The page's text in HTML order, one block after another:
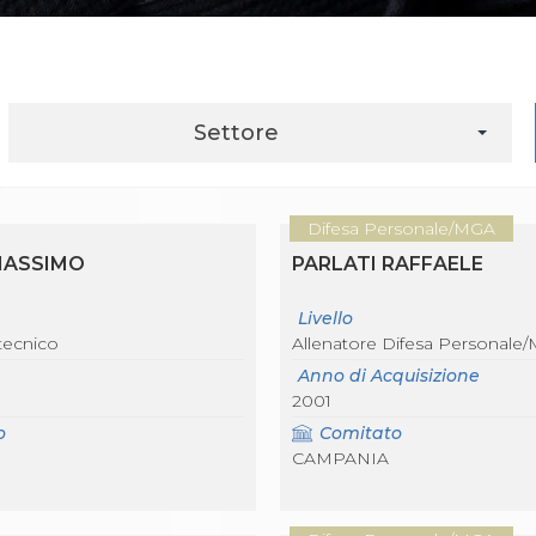
Settore
Difesa Personale/MGA
PARLATI RAFFAELE
Livello
Allenatore Difesa Personale/
Anno di Acquisizione
2001
Comitato
CAMPANIA